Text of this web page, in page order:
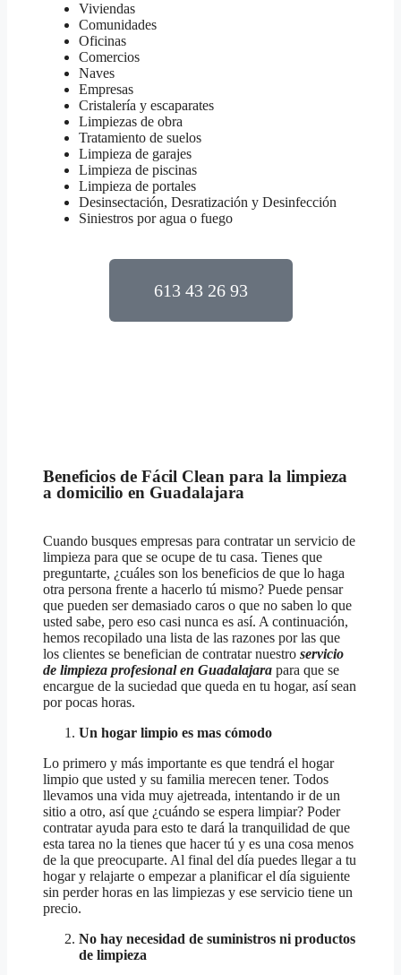
Viviendas
Comunidades
Oficinas
Comercios
Naves
Empresas
Cristalería y escaparates
Limpiezas de obra
Tratamiento de suelos
Limpieza de garajes
Limpieza de piscinas
Limpieza de portales
Desinsectación, Desratización y Desinfección
Siniestros por agua o fuego
613 43 26 93
Beneficios de Fácil Clean para la limpieza
a domicilio en Guadalajara
Cuando busques empresas para contratar un servicio de
limpieza para que se ocupe de tu casa. Tienes que
preguntarte, ¿cuáles son los beneficios de que lo haga
otra persona frente a hacerlo tú mismo? Puede pensar
que pueden ser demasiado caros o que no saben lo que
usted sabe, pero eso casi nunca es así. A continuación,
hemos recopilado una lista de las razones por las que
los clientes se benefician de contratar nuestro servicio
de limpieza profesional en Guadalajara para que se
encargue de la suciedad que queda en tu hogar, así sean
por pocas horas.
Un hogar limpio es mas cómodo
Lo primero y más importante es que tendrá el hogar
limpio que usted y su familia merecen tener. Todos
llevamos una vida muy ajetreada, intentando ir de un
sitio a otro, así que ¿cuándo se espera limpiar? Poder
contratar ayuda para esto te dará la tranquilidad de que
esta tarea no la tienes que hacer tú y es una cosa menos
de la que preocuparte. Al final del día puedes llegar a tu
hogar y relajarte o empezar a planificar el día siguiente
sin perder horas en las limpiezas y ese servicio tiene un
precio.
No hay necesidad de suministros ni productos
de limpieza